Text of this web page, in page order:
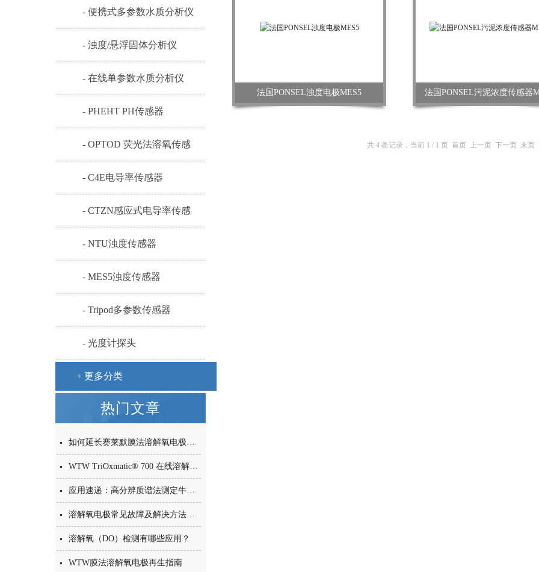
- 便携式多参数水质分析仪
- 浊度/悬浮固体分析仪
- 在线单参数水质分析仪
- PHEHT PH传感器
- OPTOD 荧光法溶氧传感
器
- C4E电导率传感器
- CTZN感应式电导率传感
器
- NTU浊度传感器
- MES5浊度传感器
- Tripod多参数传感器
- 光度计探头
+ 更多分类
热门文章
如何延长赛莱默膜法溶解氧电极的使用寿命？
WTW TriOxmatic® 700 在线溶解氧电极——为市政污水处理而生的耐用之选
应用速递：高分辨质谱法测定牛奶中34种PFAS化合物
溶解氧电极常见故障及解决方法速查表
溶解氧（DO）检测有哪些应用？
WTW膜法溶解氧电极再生指南
法国PONSEL浊度电极MES5 法国PONSEL污泥浓度传感器
共 4 条记录，当前 1 / 1 页 首页 上一页 下一页 末页